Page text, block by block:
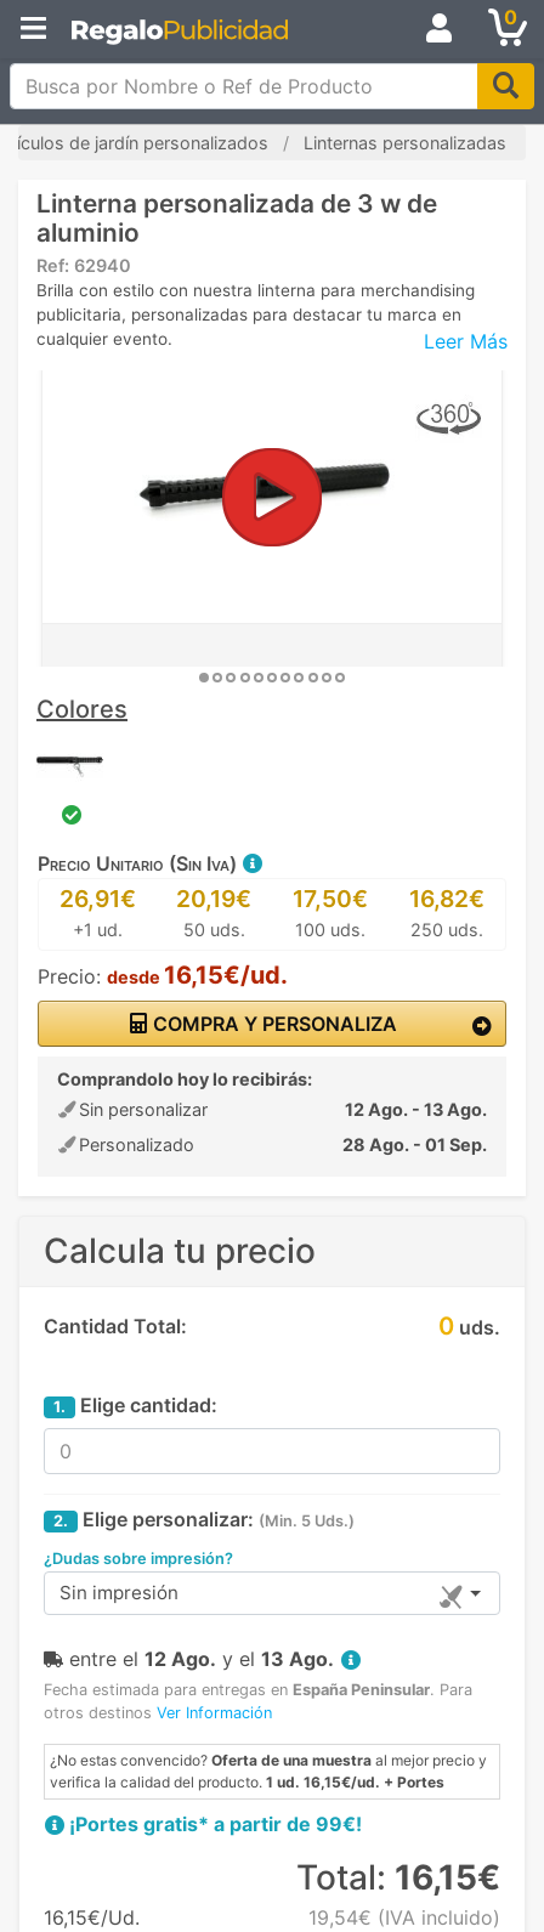
0
Busca por Nombre o Ref de Producto
de jardín personalizados Linternas personalizadas
Linterna personalizada de 3 w de
aluminio
Ref: 62940
Leer Más
Brilla con estilo con nuestra linterna para merchandising
publicitaria, personalizadas para destacar tu marca en
cualquier evento.
Colores
Precio Unitario (Sin Iva)
26,91€
+1 ud.
20,19€
50 uds.
17,50€
100 uds.
16,82€
250 uds.
Precio: desde 16,15€/ud.
COMPRA Y PERSONALIZA
Comprandolo hoy lo recibirás:
Sin personalizar
12 Ago. - 13 Ago.
Personalizado
28 Ago. - 01 Sep.
Calcula tu precio
Cantidad Total: 0 uds.
1. Elige cantidad:
2. Elige personalizar: (Min. 5 Uds.)
¿Dudas sobre impresión?
Sin impresión
entre el 12 Ago. y el 13 Ago.
Fecha estimada para entregas en España Peninsular. Para
otros destinos Ver Información
¿No estas convencido? Oferta de una muestra al mejor precio y
verifica la calidad del producto. 1 ud. 16,15€/ud. + Portes
¡Portes gratis* a partir de 99€!
16,15€/Ud.
Total: 16,15€
19,54€ (IVA incluido)